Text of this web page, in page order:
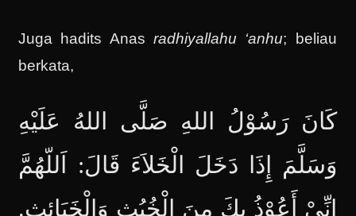
Juga hadits Anasradhiyallahu ‘anhu; beliau
berkata,
كَانَ رَسُوْلُ اللهِ صَلَّى اللهُ عَلَيْهِ
وَسَلَّمَ إِذَا دَخَلَ الْخَلاَءَ قَالَ: اَللّهُمَّ
إِنِّيْ أَعُوْذُ بِكَ مِنَ الْخُبُثِ وَالْخَبَائِثِ.